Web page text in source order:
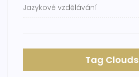
Jazykové vzdělávání
Tag Clouds